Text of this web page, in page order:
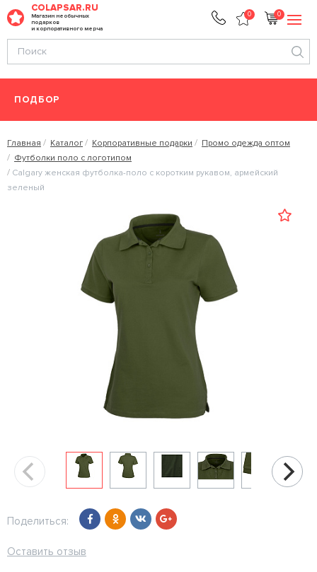
COLAPSAR.RU
Магазин необычных
подарков
и корпоративного мерча
0 0
ПОДБОР
Главная Каталог Корпоративные подарки
Промо одежда оптом
Футболки поло с логотипом
Calgary женская футболка-поло с коротким рукавом, армейский
зеленый
Поделиться:
Оставить отзыв